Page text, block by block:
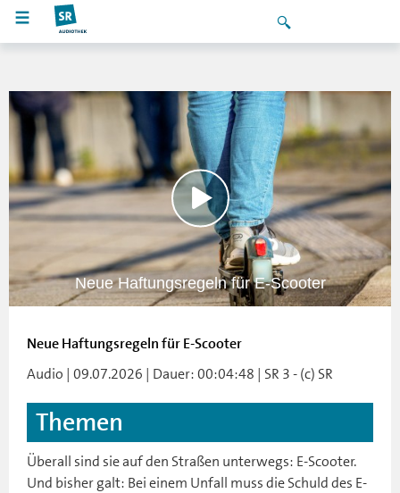
Neue Haftungsregeln für E-Scooter
Neue Haftungsregeln für E-Scooter
Audio | 09.07.2026 | Dauer: 00:04:48 | SR 3 - (c) SR
Themen
Überall sind sie auf den Straßen unterwegs: E-Scooter.
Und bisher galt: Bei einem Unfall muss die Schuld des E-